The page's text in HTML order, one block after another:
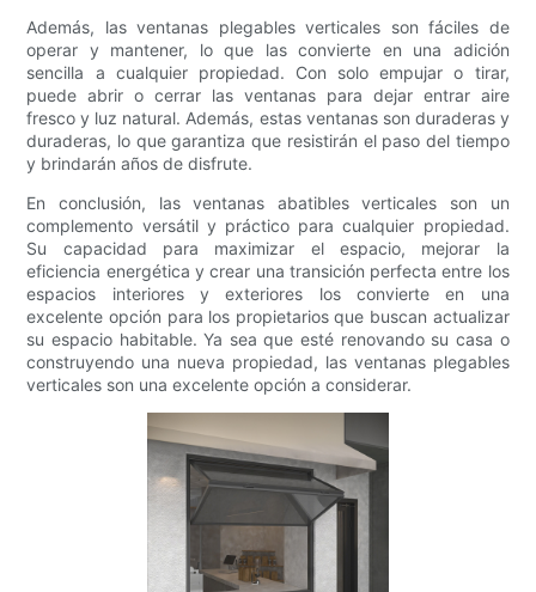
Además, las ventanas plegables verticales son fáciles de
operar y mantener, lo que las convierte en una adición
sencilla a cualquier propiedad. Con solo empujar o tirar,
puede abrir o cerrar las ventanas para dejar entrar aire
fresco y luz natural. Además, estas ventanas son duraderas y
duraderas, lo que garantiza que resistirán el paso del tiempo
y brindarán años de disfrute.
En conclusión, las ventanas abatibles verticales son un
complemento versátil y práctico para cualquier propiedad.
Su capacidad para maximizar el espacio, mejorar la
eficiencia energética y crear una transición perfecta entre los
espacios interiores y exteriores los convierte en una
excelente opción para los propietarios que buscan actualizar
su espacio habitable. Ya sea que esté renovando su casa o
construyendo una nueva propiedad, las ventanas plegables
verticales son una excelente opción a considerar.